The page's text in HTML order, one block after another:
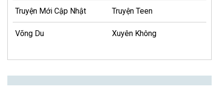
Truyện Mới Cập Nhật Truyện Teen
Võng Du Xuyên Không